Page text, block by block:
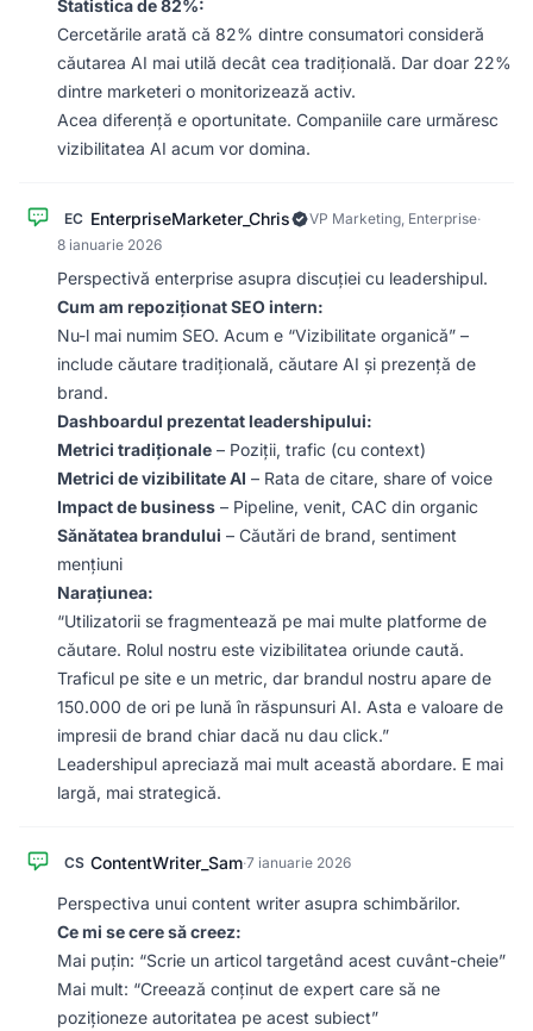
Statistica de 82%:
Cercetările arată că 82% dintre consumatori consideră
căutarea AI mai utilă decât cea tradițională. Dar doar 22%
dintre marketeri o monitorizează activ.
Acea diferență e oportunitate. Companiile care urmăresc
vizibilitatea AI acum vor domina.
EC EnterpriseMarketer_Chris VP Marketing, Enterprise·
8 ianuarie 2026
Perspectivă enterprise asupra discuției cu leadershipul.
Cum am repoziționat SEO intern:
Nu-l mai numim SEO. Acum e “Vizibilitate organică” –
include căutare tradițională, căutare AI și prezență de
brand.
Dashboardul prezentat leadershipului:
Metrici tradiționale – Poziții, trafic (cu context)
Metrici de vizibilitate AI – Rata de citare, share of voice
Impact de business – Pipeline, venit, CAC din organic
Sănătatea brandului – Căutări de brand, sentiment
mențiuni
Narațiunea:
“Utilizatorii se fragmentează pe mai multe platforme de
căutare. Rolul nostru este vizibilitatea oriunde caută.
Traficul pe site e un metric, dar brandul nostru apare de
150.000 de ori pe lună în răspunsuri AI. Asta e valoare de
impresii de brand chiar dacă nu dau click.”
Leadershipul apreciază mai mult această abordare. E mai
largă, mai strategică.
CS ContentWriter_Sam·7 ianuarie 2026
Perspectiva unui content writer asupra schimbărilor.
Ce mi se cere să creez:
Mai puțin: “Scrie un articol targetând acest cuvânt-cheie”
Mai mult: “Creează conținut de expert care să ne
poziționeze autoritatea pe acest subiect”